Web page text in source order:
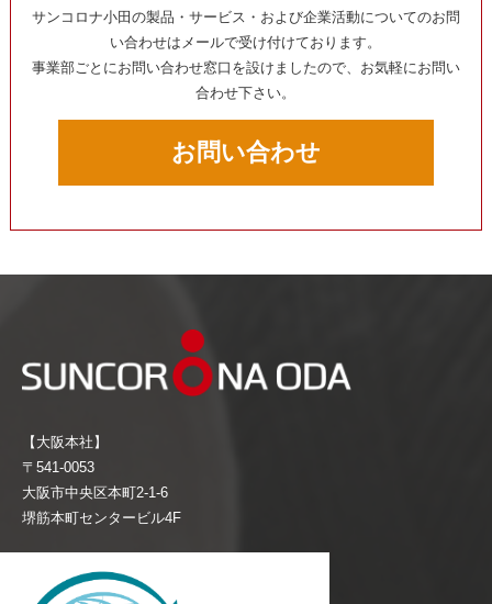
サンコロナ小田の製品・サービス・および企業活動についてのお問
い合わせはメールで受け付けております。
事業部ごとにお問い合わせ窓口を設けましたので、お気軽にお問い
合わせ下さい。
お問い合わせ
【大阪本社】
〒541-0053
大阪市中央区本町2-1-6
堺筋本町センタービル4F